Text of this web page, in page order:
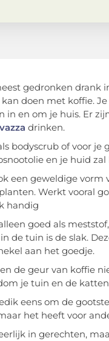
gedronken drank
doen met koffie.
in en om je huis. Er
drinken.
bodyscrub of voor je
en je huid
een geweldige
Werkt vooral
handig
goed als
de tuin is de slak.
aan het goedje.
de geur van koffie
je tuin en de
eens om de
het heeft voor
in gerechten,